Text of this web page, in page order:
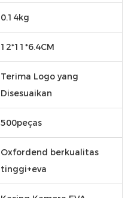
0.14kg
12*11*6.4CM
Terima Logo yang
Disesuaikan
500peças
Oxfordend berkualitas
tinggi+eva